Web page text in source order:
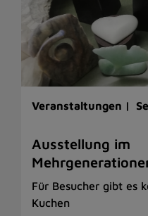
Veranstaltungen |
Ausstellung im
Für Besucher gibt es
Kuchen